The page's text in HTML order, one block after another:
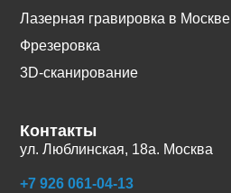
Лазерная гравировка в Москве
Фрезеровка
3D-сканирование
Контакты
ул. Люблинская, 18а. Москва
+7 926 061-04-13